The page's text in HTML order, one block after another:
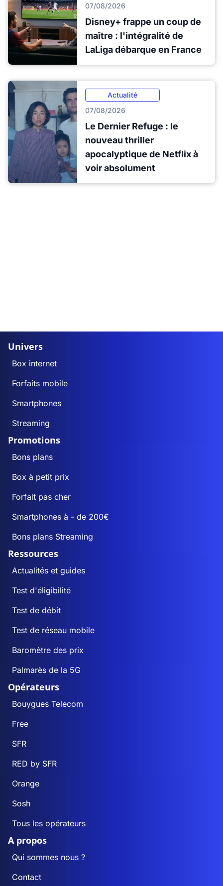
07/08/2026
Disney+ frappe un coup de
maître : l'intégralité de
LaLiga débarque en France
Actualité
07/08/2026
Le Dernier Refuge : le
nouveau thriller
apocalyptique de Netflix à
voir absolument
Univers
Box internet
Forfaits mobile
Smartphones
Streaming
Promotions
Bons plans
Box à petit prix
Forfait pas cher
Smartphones à - de 200€
Bons plans Streaming
Ressources
Actualités et guides
Test d'éligibilité
Test de débit
Test de réseau mobile
Baromètre des prix
Palmarès de la 5G
Opérateurs
Bouygues Telecom
Free
SFR
RED by SFR
Orange
Sosh
Tous les opérateurs
A propos
Qui sommes nous ?
Contact